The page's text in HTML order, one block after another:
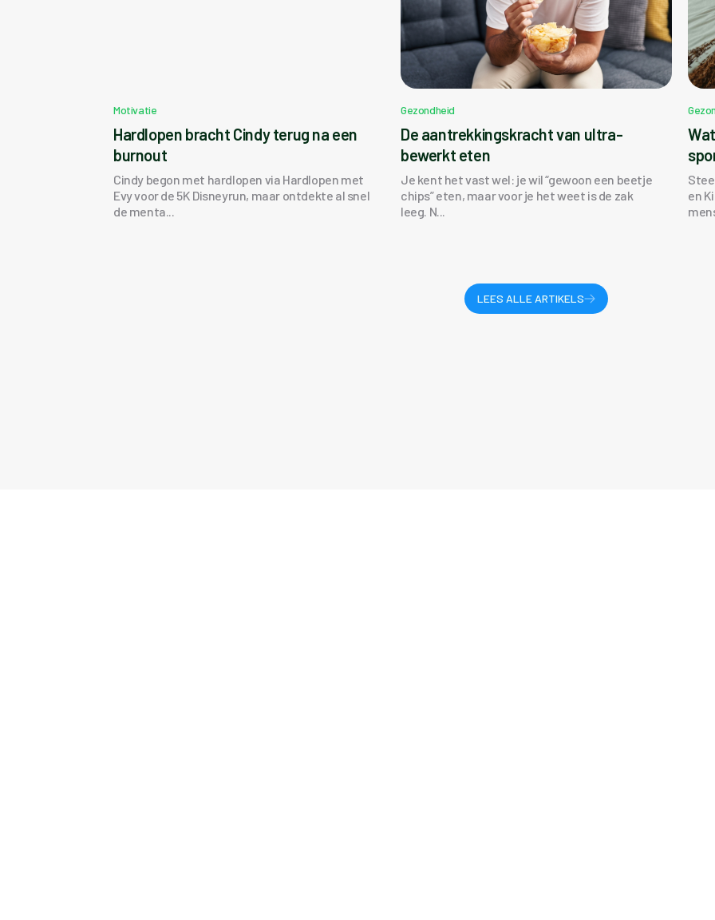
Motivatie
Hardlopen bracht Cindy terug na een
burnout
Cindy begon met hardlopen via Hardlopen met
Evy voor de 5K Disneyrun, maar ontdekte al snel
de menta...
Gezondheid
De aantrekkingskracht van ultra-
bewerkt eten
Je kent het vast wel: je wil “gewoon een beetje
chips” eten, maar voor je het weet is de zak
leeg. N...
en
LEES ALLE ARTIKELS